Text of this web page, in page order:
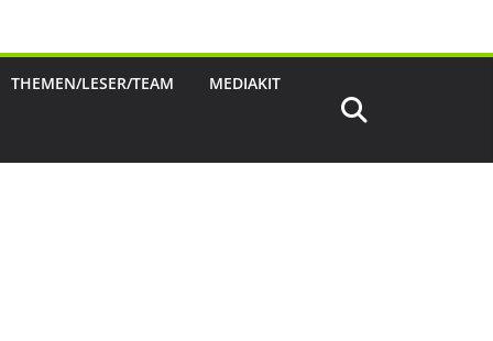
THEMEN/LESER/TEAM MEDIAKIT